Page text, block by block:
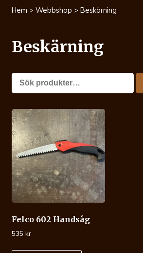
Hem > Webbshop > Beskärning
Beskärning
Sök
efter:
Felco 602 Handsåg
535 kr